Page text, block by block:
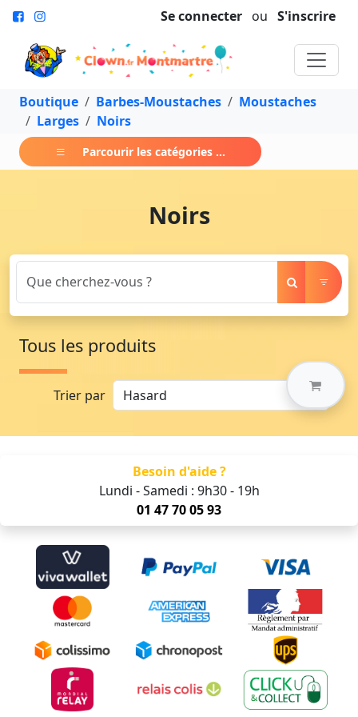
Se connecter ou S'inscrire
Boutique Barbes-Moustaches
Moustaches
Larges
Noirs
Parcourir les catégories ...
Noirs
Tous les produits
Trier par
Besoin d'aide ?
Lundi - Samedi : 9h30 - 19h
01 47 70 05 93